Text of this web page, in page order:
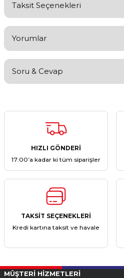
Taksit Seçenekleri
Yorumlar
Yorum
Soru & Cevap
Ürün hakkında henüz
HIZLI GÖNDERİ
17:00’a kadar ki tüm siparişler
TAKSİT SEÇENEKLERİ
Kredi kartına taksit ve havale
MÜŞTERİ HİZMETLERİ